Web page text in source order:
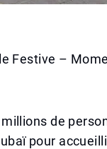
Festive –
de
pour